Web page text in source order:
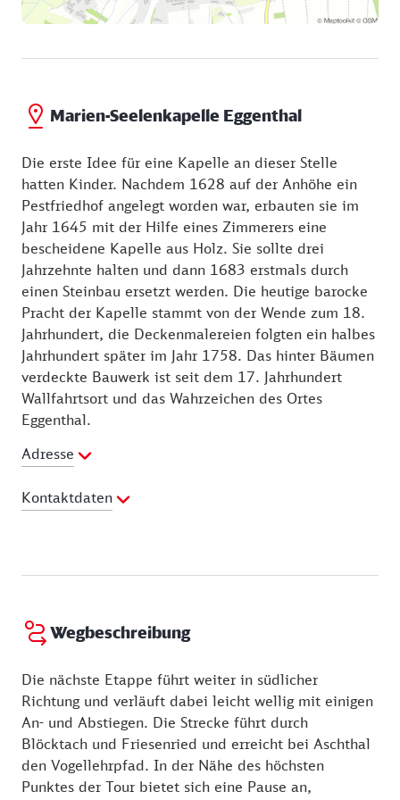
Marien-Seelenkapelle Eggenthal
Die erste Idee für eine Kapelle an dieser Stelle
hatten Kinder. Nachdem 1628 auf der Anhöhe ein
Pestfriedhof angelegt worden war, erbauten sie im
Jahr 1645 mit der Hilfe eines Zimmerers eine
bescheidene Kapelle aus Holz. Sie sollte drei
Jahrzehnte halten und dann 1683 erstmals durch
einen Steinbau ersetzt werden. Die heutige barocke
Pracht der Kapelle stammt von der Wende zum 18.
Jahrhundert, die Deckenmalereien folgten ein halbes
Jahrhundert später im Jahr 1758. Das hinter Bäumen
verdeckte Bauwerk ist seit dem 17. Jahrhundert
Wallfahrtsort und das Wahrzeichen des Ortes
Eggenthal.
Adresse
Kontaktdaten
Webseite:http://www.eggenthal.de/tourismus-
Wegbeschreibung
Die nächste Etappe führt weiter in südlicher
Richtung und verläuft dabei leicht wellig mit einigen
An- und Abstiegen. Die Strecke führt durch
Blöcktach und Friesenried und erreicht bei Aschthal
den Vogellehrpfad. In der Nähe des höchsten
Punktes der Tour bietet sich eine Pause an,